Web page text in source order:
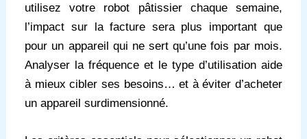
utilisez votre robot pâtissier chaque semaine,
l’impact sur la facture sera plus important que
pour un appareil qui ne sert qu’une fois par mois.
Analyser la fréquence et le type d’utilisation aide
à mieux cibler ses besoins… et à éviter d’acheter
un appareil surdimensionné.